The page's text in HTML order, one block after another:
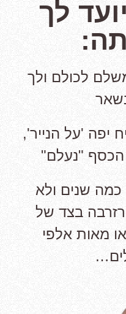
לך
לכולם ולך
יפה 'על הנייר',
הכסף "נעלם"
שנים ולא
בצד של
מאות אלפי